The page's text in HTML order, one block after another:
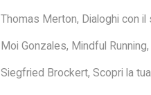
Thomas Merton, Dialoghi con il
Moi Gonzales, Mindful
Siegfried Brockert, Scopri la